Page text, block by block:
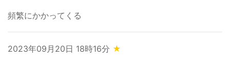
頻繁にかかってくる
2023年09月20日 18時16分 ★